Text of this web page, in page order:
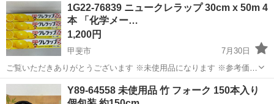
1G22-76839 ニュークレラップ 30cm x 50m 4
本 「化学メー…
1,200円
甲斐市
7月30日
ご覧いただきありがとうございます ※未使用品になります ※参考価
格/1,598円(4個) 商品の詳細 「化学メーカーが開発した高性能フィル
ム」 鮮度を保つ、においうつりを抑える、 変色や風味の低下を防ぐ。
山梨 甲斐市 におい
Y89-64558 未使用品 竹 フォーク 150本入り